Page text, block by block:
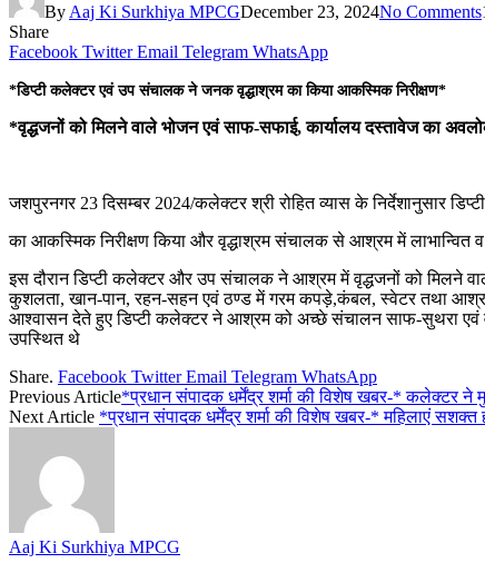
By Aaj Ki Surkhiya MPCGDecember 23, 2024No Comments
Share
Facebook Twitter Email Telegram WhatsApp
*डिप्टी कलेक्टर एवं उप संचालक ने जनक वृद्धाश्रम का किया आकस्मिक निरीक्षण*
*वृद्धजनों को मिलने वाले भोजन एवं साफ-सफाई, कार्यालय दस्तावेज का
जशपुरनगर 23 दिसम्बर 2024/कलेक्टर श्री रोहित व्यास के निर्देशानुसार
का आकस्मिक निरीक्षण किया और वृद्धाश्रम संचालक से आश्रम में लाभान्वित
इस दौरान डिप्टी कलेक्टर और उप संचालक ने आश्रम में वृद्धजनों को मिलने
कुशलता, खान-पान, रहन-सहन एवं ठण्ड में गरम कपड़े,कंबल, स्वेटर तथा
आश्वासन देते हुए डिप्टी कलेक्टर ने आश्रम को अच्छे संचालन साफ-सुथरा एवं
उपस्थित थे
Share. Facebook Twitter Email Telegram WhatsApp
Previous Article*प्रधान संपादक धर्मेंद्र शर्मा की विशेष खबर-* कलेक्टर ने
Next Article *प्रधान संपादक धर्मेंद्र शर्मा की विशेष खबर-* महिलाएं सशक्त
Aaj Ki Surkhiya MPCG